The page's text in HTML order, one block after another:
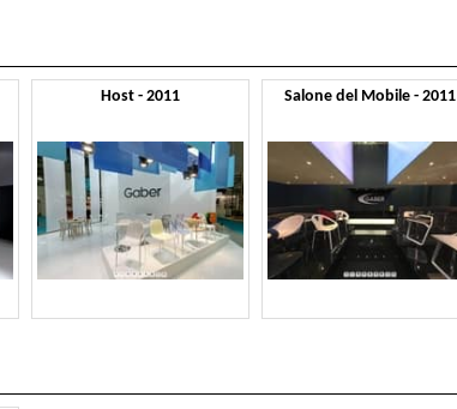
Host - 2011 Salone del Mobile - 2011